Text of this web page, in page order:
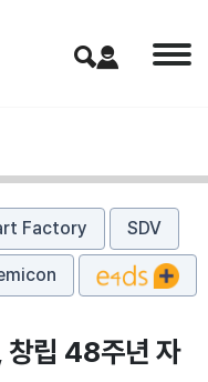
Factory SDV
창립 48주년 자